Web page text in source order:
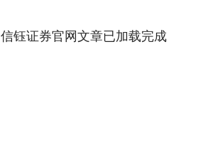
信钰证券官网文章已加载完成